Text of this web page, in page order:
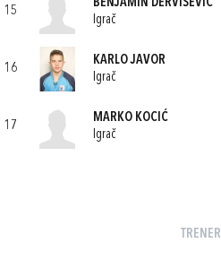
15
BENJAMIN DERVIŠEVIĆ
Igrač
16
KARLO JAVOR
Igrač
17
MARKO KOCIĆ
Igrač
TRENER